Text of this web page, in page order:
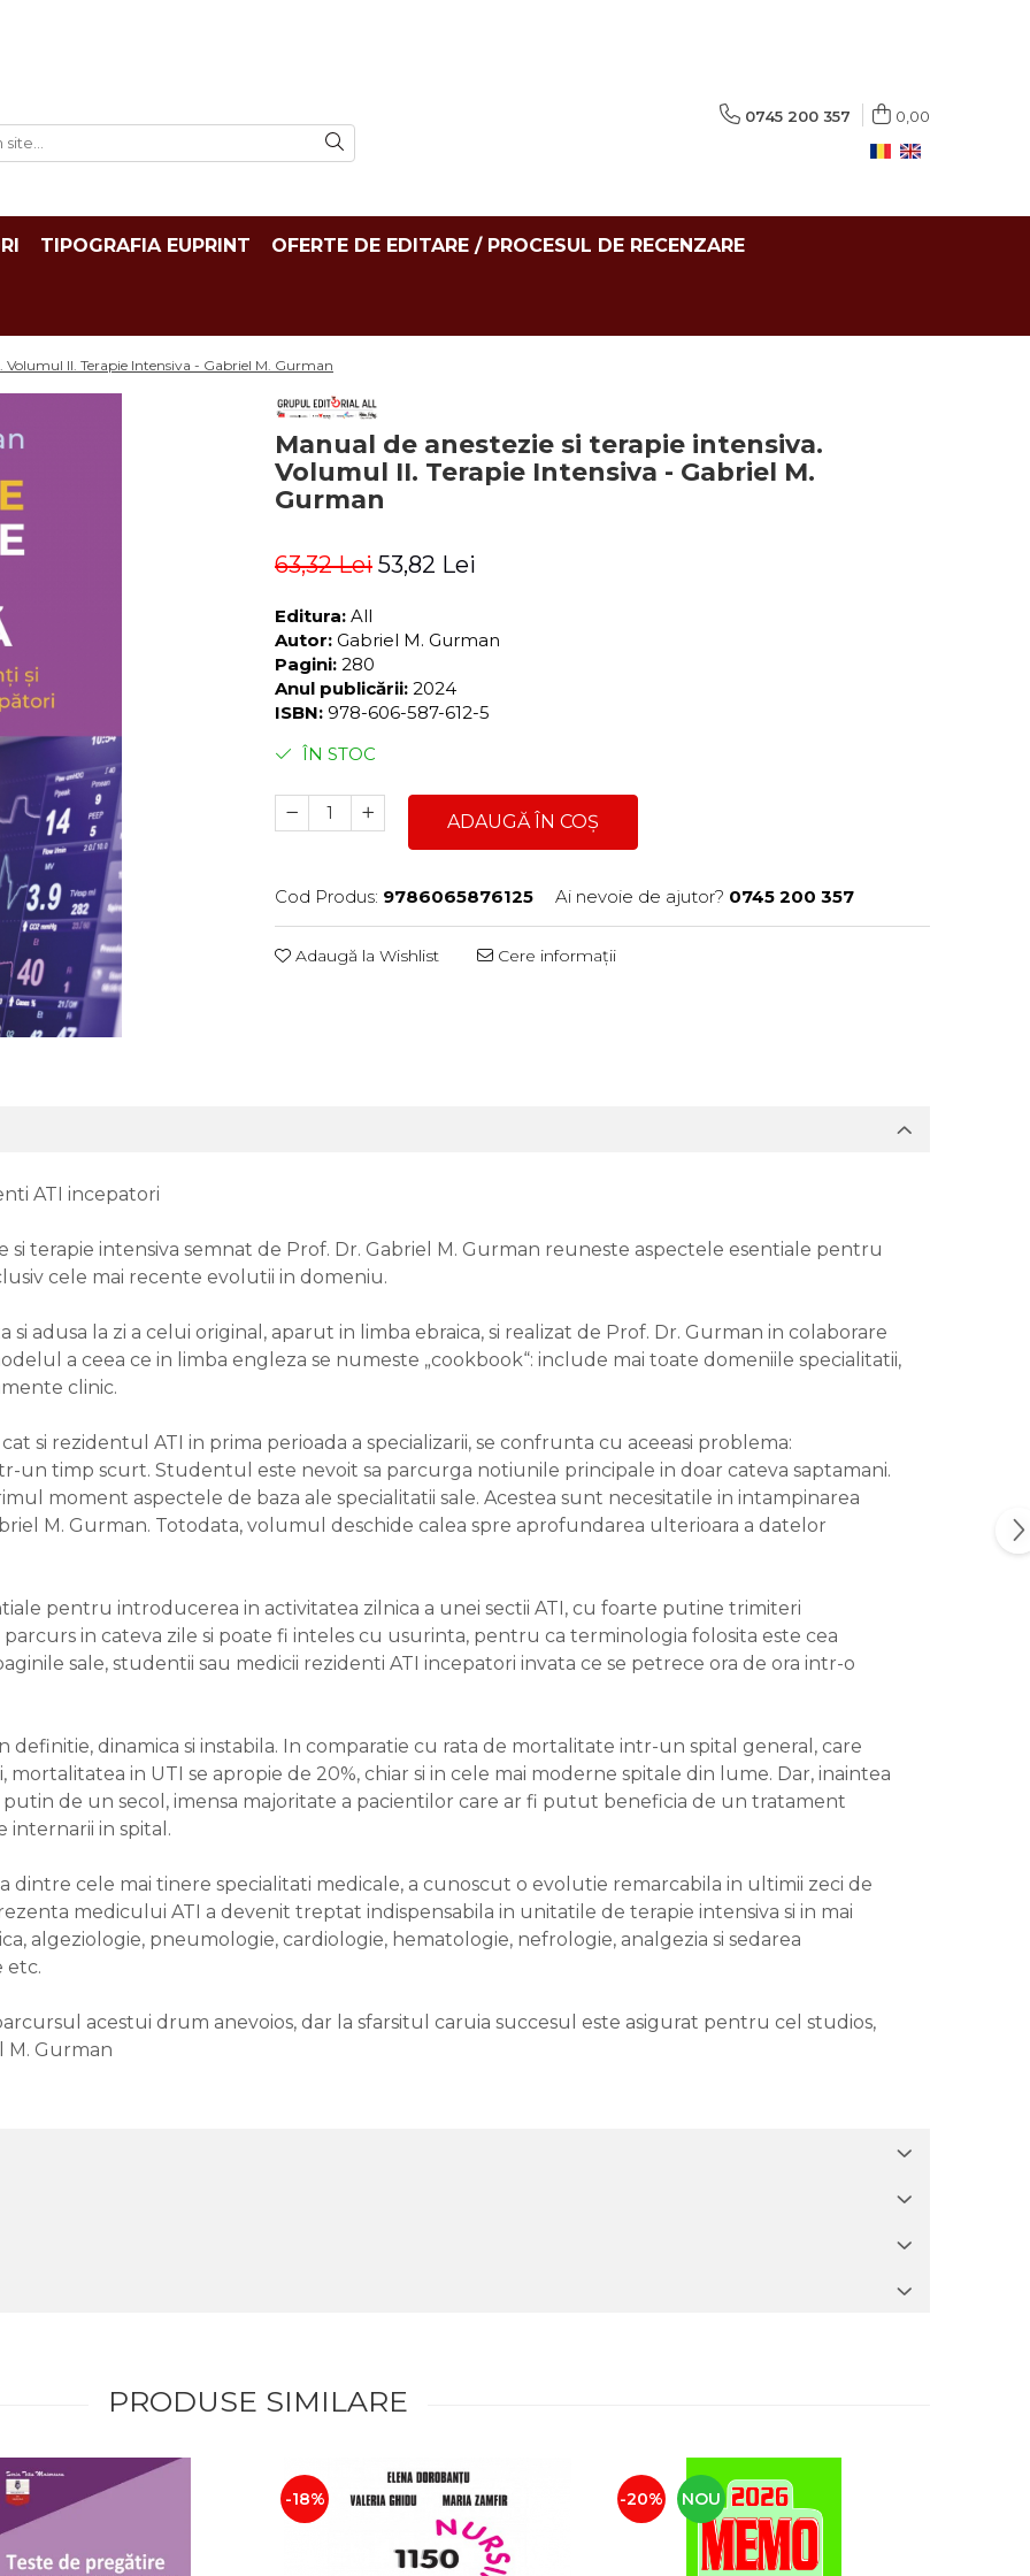
0745 200 357 0,00
TIPOGRAFIA EUPRINT OFERTE DE EDITARE / PROCESUL DE RECENZARE
Volumul II. Terapie Intensiva - Gabriel M. Gurman
Manual de anestezie si terapie intensiva.
Volumul II. Terapie Intensiva - Gabriel M.
Gurman
63,32 Lei 53,82 Lei
Editura: All
Autor: Gabriel M. Gurman
Pagini: 280
Anul publicării: 2024
ISBN: 978-606-587-612-5
ÎN STOC
ADAUGĂ ÎN COȘ
Cod Produs: 9786065876125 Ai nevoie de ajutor? 0745 200 357
Adaugă la Wishlist Cere informații
ATI incepatori
terapie intensiva semnat de Prof. Dr. Gabriel M. Gurman reuneste aspectele esentiale pentru
cele mai recente evolutii in domeniu.
adusa la zi a celui original, aparut in limba ebraica, si realizat de Prof. Dr. Gurman in colaborare
a ceea ce in limba engleza se numeste „cookbook“: include mai toate domeniile specialitatii,
clinic.
si rezidentul ATI in prima perioada a specializarii, se confrunta cu aceeasi problema:
un timp scurt. Studentul este nevoit sa parcurga notiunile principale in doar cateva saptamani.
moment aspectele de baza ale specialitatii sale. Acestea sunt necesitatile in intampinarea
M. Gurman. Totodata, volumul deschide calea spre aprofundarea ulterioara a datelor
pentru introducerea in activitatea zilnica a unei sectii ATI, cu foarte putine trimiteri
in cateva zile si poate fi inteles cu usurinta, pentru ca terminologia folosita este cea
sale, studentii sau medicii rezidenti ATI incepatori invata ce se petrece ora de ora intr-o
dinamica si instabila. In comparatie cu rata de mortalitate intr-un spital general, care
in UTI se apropie de 20%, chiar si in cele mai moderne spitale din lume. Dar, inaintea
de un secol, imensa majoritate a pacientilor care ar fi putut beneficia de un tratament
internarii in spital.
dintre cele mai tinere specialitati medicale, a cunoscut o evolutie remarcabila in ultimii zeci de
medicului ATI a devenit treptat indispensabila in unitatile de terapie intensiva si in mai
algeziologie, pneumologie, cardiologie, hematologie, nefrologie, analgezia si sedarea
etc.
acestui drum anevoios, dar la sfarsitul caruia succesul este asigurat pentru cel studios,
M. Gurman
PRODUSE SIMILARE
-18% -20% NOU